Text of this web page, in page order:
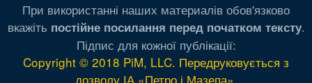
При використанні наших материалів обов'язково
вкажіть постійне посилання перед початком тексту.
Підпис для кожної публікації:
Copyright © 2018 PiM, LLC. Передруковується з
дозволу ІА «Петро і Мазепа»